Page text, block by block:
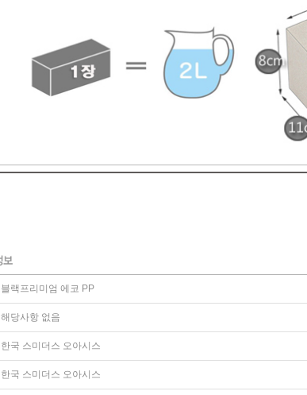
블랙프리미엄 에코 PP
해당사항 없음
한국 스미더스 오아시스
한국 스미더스 오아시스